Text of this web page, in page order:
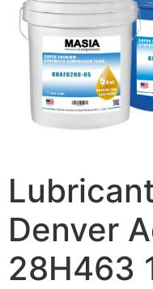
Denver
28H463